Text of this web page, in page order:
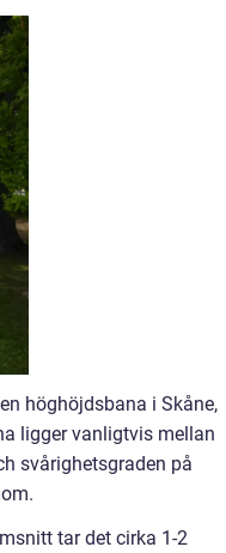
höghöjdsbana i Skåne,
ligger vanligtvis mellan
svårighetsgraden på
tar det cirka 1-2